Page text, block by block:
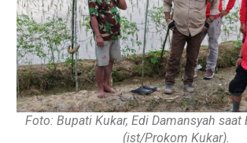
Foto: Bupati Kukar, Edi Damansyah saat
(ist/Prokom Kukar).